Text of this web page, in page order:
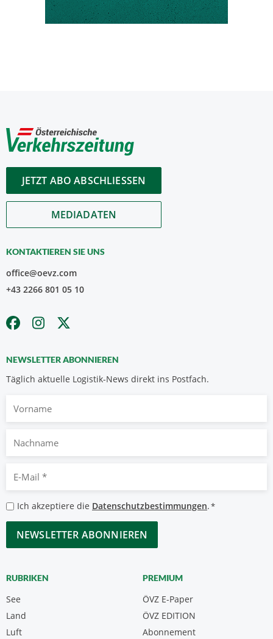
JETZT ABO ABSCHLIESSEN
MEDIADATEN
KONTAKTIEREN SIE UNS
office@oevz.com
+43 2266 801 05 10
NEWSLETTER ABONNIEREN
Täglich aktuelle Logistik-News direkt ins Postfach.
Nachname
Mail
*
Datenschutzbestimmungen
*
Ich akzeptiere die Datenschutzbestimmungen.*
CAPTCHA
RUBRIKEN
See
Land
Luft
PREMIUM
ÖVZ E-Paper
Abonnement
ÖVZ EDITION